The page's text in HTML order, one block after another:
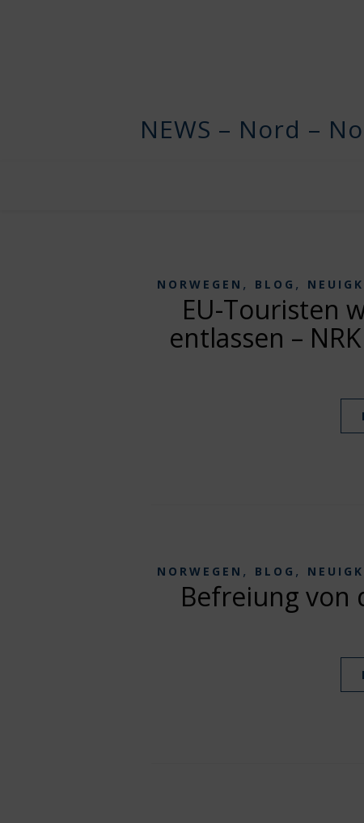
NEWS – Nord –
NORWEGEN , BLOG ,
EU-Touristen
entlassen –
NORWEGEN , BLOG ,
Befreiung von